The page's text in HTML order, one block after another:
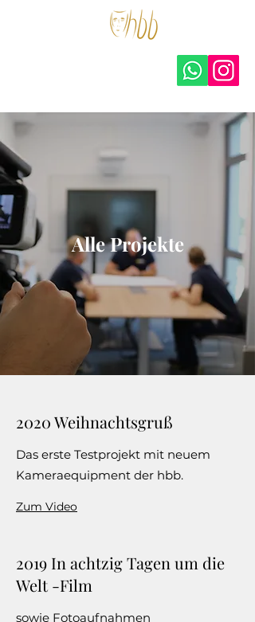
Alle Projekte
2020 Weihnachtsgruß
Das erste Testprojekt mit neuem
Kameraequipment der hbb.
Zum Video
2019 In achtzig Tagen um die
Welt -Film
sowie Fotoaufnahmen